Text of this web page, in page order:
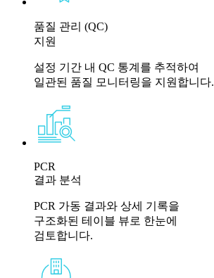
품질 관리 (QC)
지원
설정 기간 내 QC 통계를 추적하여
일관된 품질 모니터링을 지원합니다.
PCR
결과 분석
PCR 가동 결과와 상세 기록을
구조화된 테이블 뷰로 한눈에
검토합니다.